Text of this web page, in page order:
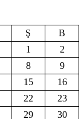
Ş
B
1
2
8
9
15
16
22
23
29
30